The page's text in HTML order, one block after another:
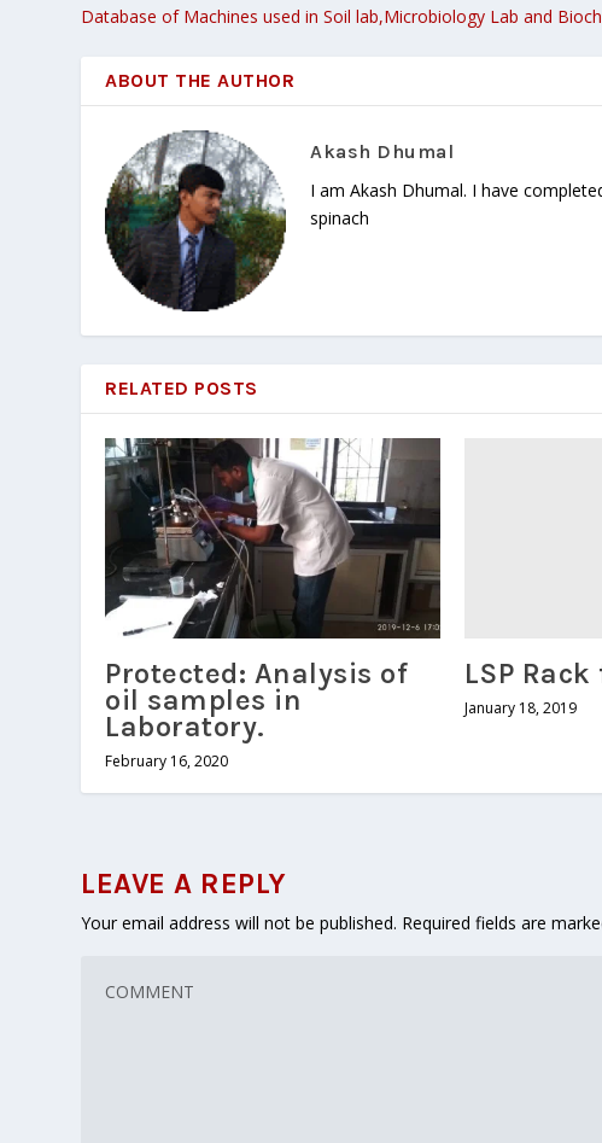
Database of Machines used in Soil lab,Microbiology Lab and
ABOUT THE AUTHOR
Akash Dhumal
I am Akash Dhumal. I have
spinach
RELATED POSTS
Protected: Analysis of
oil samples in
Laboratory.
February 16, 2020
LSP
January 18, 2019
LEAVE A REPLY
Your email address will not be published. Required fields are